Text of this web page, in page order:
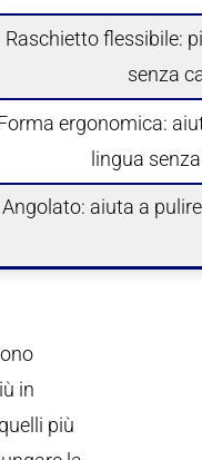
Raschietto flessibile:
senza
ergonomica:
lingua
Angolato: aiuta a
in
più